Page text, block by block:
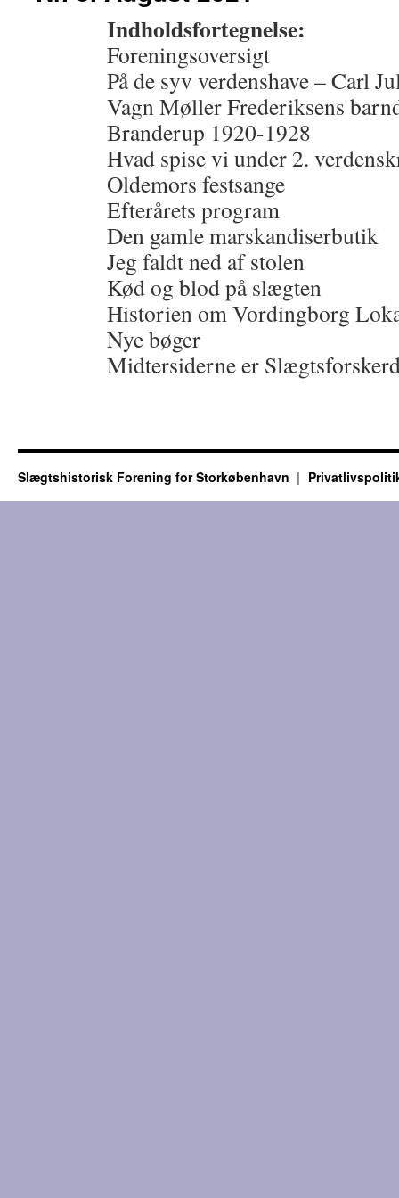
Indholdsfortegnelse:
Foreningsoversigt
På de syv verdenshave – Carl
Vagn Møller Frederiksens
Branderup 1920-1928
Hvad spise vi under 2.
Oldemors festsange
Efterårets program
Den gamle marskandiserbutik
Jeg faldt ned af stolen
Kød og blod på slægten
Historien om Vordingborg
Nye bøger
Midtersiderne er
Slægtshistorisk Forening for Storkøbenhavn